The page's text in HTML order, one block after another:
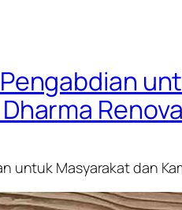
untuk Masyarakat dan